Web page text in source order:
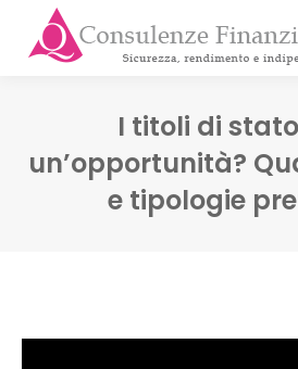
I titoli di
un’opportunità?
e tipologie